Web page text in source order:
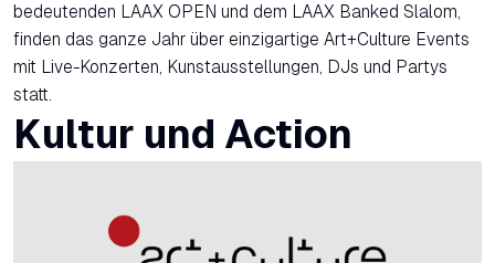
bedeutenden LAAX OPEN und dem LAAX Banked Slalom,
finden das ganze Jahr über einzigartige Art+Culture Events
mit Live-Konzerten, Kunstausstellungen, DJs und Partys
statt.
Kultur und Action